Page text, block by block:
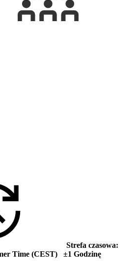
Strefa czasowa:
Time (CEST) ±1 Godzinę